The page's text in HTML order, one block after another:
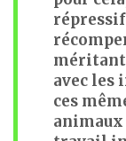
répressif
avec les
ces